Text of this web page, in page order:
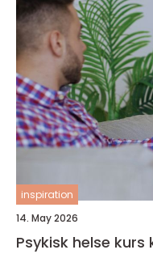
inspiration
14. May 2026
Psykisk helse kurs kunnskap som gir